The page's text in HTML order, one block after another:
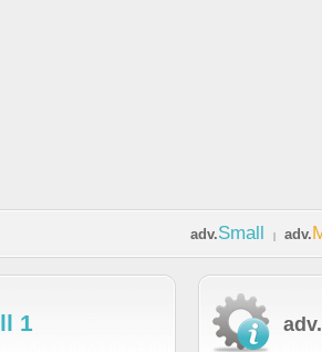
adv.Small adv.
1 adv.